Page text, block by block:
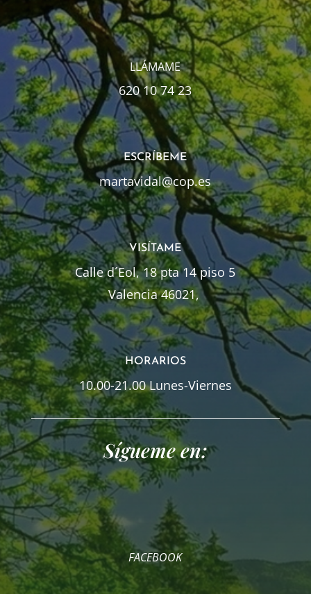
LLÁMAME
620 10 74 23
ESCRÍBEME
martavidal@cop.es
VISÍTAME
Calle d´Eol, 18 pta 14 piso 5
Valencia 46021,
HORARIOS
10.00-21.00 Lunes-Viernes
Sígueme en:
FACEBOOK